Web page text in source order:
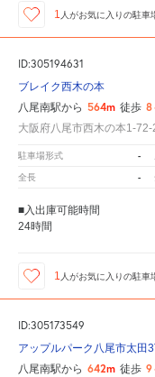
1 人がお気に入りの駐車
ID:305194631
ブレイク西木の本
八尾南駅から 564m 徒歩 8
大阪府八尾市西木の本1-72-
駐車場形式 -
全長 -
■入出庫可能時間
24時間
1 人がお気に入りの駐車
ID:305173549
アップルパーク八尾市太田
八尾南駅から 642m 徒歩 9